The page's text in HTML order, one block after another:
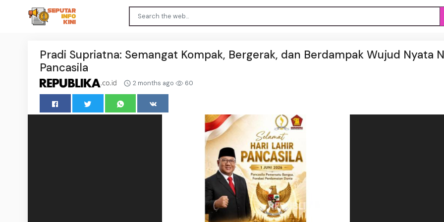
Pradi Supriatna: Semangat Kompak, Bergerak, dan Berdampak Wujud Nyata
Pancasila
2 months ago 60